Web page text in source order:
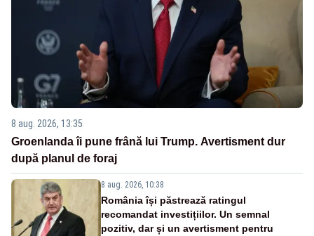
8 aug. 2026, 13:35
Groenlanda îi pune frână lui Trump. Avertisment dur
după planul de foraj
8 aug. 2026, 10:38
România își păstrează ratingul
recomandat investițiilor. Un semnal
pozitiv, dar și un avertisment pentru